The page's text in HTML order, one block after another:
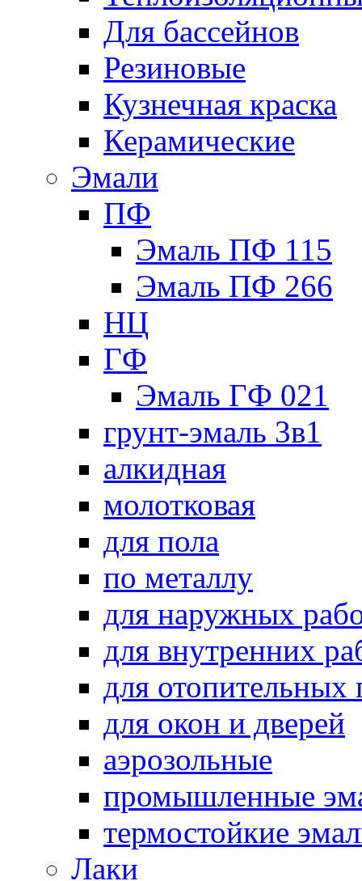
Для бассейнов
Резиновые
Кузнечная краска
Керамические
Эмали
ПФ
Эмаль ПФ 115
Эмаль ПФ 266
НЦ
ГФ
Эмаль ГФ 021
грунт-эмаль 3в1
алкидная
молотковая
для пола
по металлу
для наружных
для внутренних
для отопительных
для окон и дверей
аэрозольные
промышленные
термостойкие
Лаки